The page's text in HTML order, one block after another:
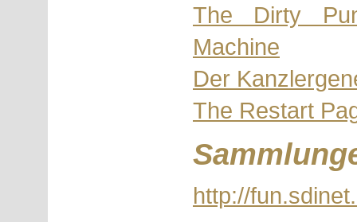
The Dirty
Machine
Der
The Restart
http://